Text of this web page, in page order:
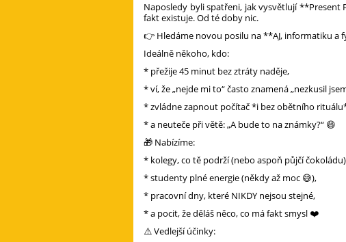
Naposledy byli spatřeni, jak vysvětlují
fakt existuje. Od té doby nic.
👉 Hledáme novou posilu na **AJ, informatiku a
Ideálně někoho, kdo:
* přežije 45 minut bez ztráty naděje,
* ví, že „nejde mi to“ často znamená „nezkusil
* zvládne zapnout počítač *i bez obětního
* a neuteče při větě: „A bude to na známky?“ 😄
🎁 Nabízíme:
* kolegy, co tě podrží (nebo aspoň půjčí
* studenty plné energie (někdy až moc 😅),
* pracovní dny, které NIKDY nejsou stejné,
* a pocit, že děláš něco, co má fakt smysl ❤️
⚠️ Vedlejší účinky: